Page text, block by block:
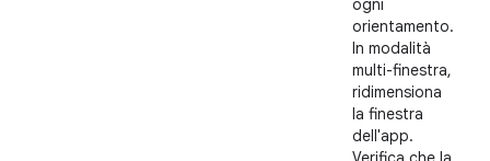
ogni
orientamento.
In modalità
multi-finestra,
ridimensiona
la finestra
dell'app.